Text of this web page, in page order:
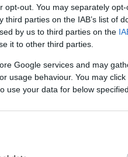
opt-out. You may separately
parties on the IAB’s list of
by us to third parties on the
it to other third parties.
Google services and may
usage behaviour. You may
use your data for below
χάος
Στοκχόλμης –
τρένων
αεροδρόμιο